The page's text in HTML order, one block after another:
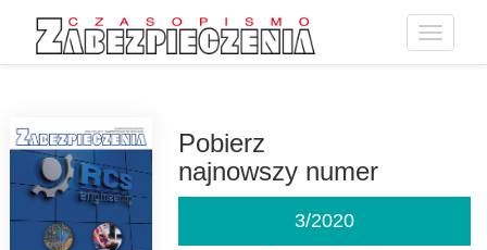
Toggle
Pobierz
najnowszy numer
3/2020